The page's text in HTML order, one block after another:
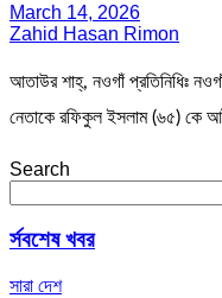
March 14, 2026
Zahid Hasan Rimon
আতাউর শাহ্, নওগাঁ প্রতিনিধিঃ
নেতাকে রফিকুল ইসলাম (৬৫) কে
Search
র্সবশেষ খবর
সারা দেশ